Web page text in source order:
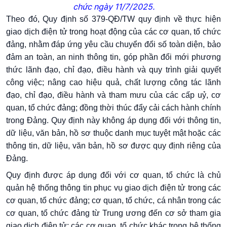
chức ngày 11/7/2025.
Theo đó, Quy định số 379-QĐ/TW quy định về thực hiện
giao dịch điện tử trong hoạt động của các cơ quan, tổ chức
đảng, nhằm đáp ứng yêu cầu chuyển đổi số toàn diện, bảo
đảm an toàn, an ninh thông tin, góp phần đổi mới phương
thức lãnh đạo, chỉ đạo, điều hành và quy trình giải quyết
công việc; nâng cao hiệu quả, chất lượng công tác lãnh
đạo, chỉ đạo, điều hành và tham mưu của các cấp uỷ, cơ
quan, tổ chức đảng; đồng thời thúc đẩy cải cách hành chính
trong Đảng. Quy định này không áp dụng đối với thông tin,
dữ liệu, văn bản, hồ sơ thuộc danh mục tuyệt mật hoặc các
thông tin, dữ liệu, văn bản, hồ sơ được quy định riêng của
Đảng.
Quy định được áp dụng đối với cơ quan, tổ chức là chủ
quản hệ thống thông tin phục vụ giao dịch điện tử trong các
cơ quan, tổ chức đảng; cơ quan, tổ chức, cá nhân trong các
cơ quan, tổ chức đảng từ Trung ương đến cơ sở tham gia